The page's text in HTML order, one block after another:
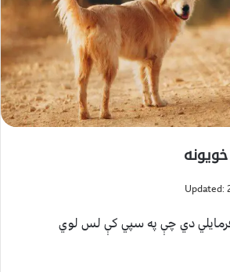
Updated:
دي چې په سپي کې لس لوي